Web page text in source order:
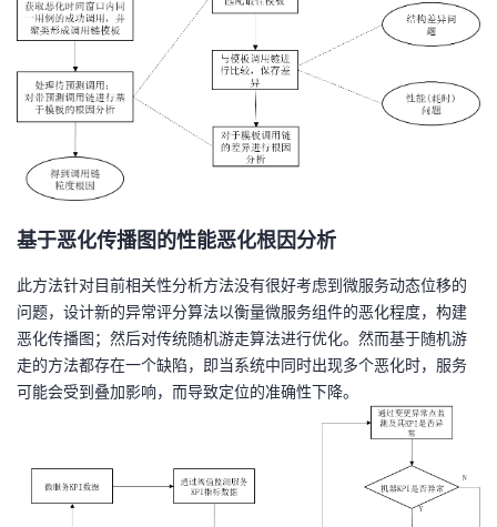
证
实
验
的
收
持
建
议
基于恶化传播图的性能恶化根因分析
此方法针对目前相关性分析方法没有很好考虑到微服务动态位移的
问题，设计新的异常评分算法以衡量微服务组件的恶化程度，构建
恶化传播图；然后对传统随机游走算法进行优化。然而基于随机游
走的方法都存在一个缺陷，即当系统中同时出现多个恶化时，服务
可能会受到叠加影响，而导致定位的准确性下降。